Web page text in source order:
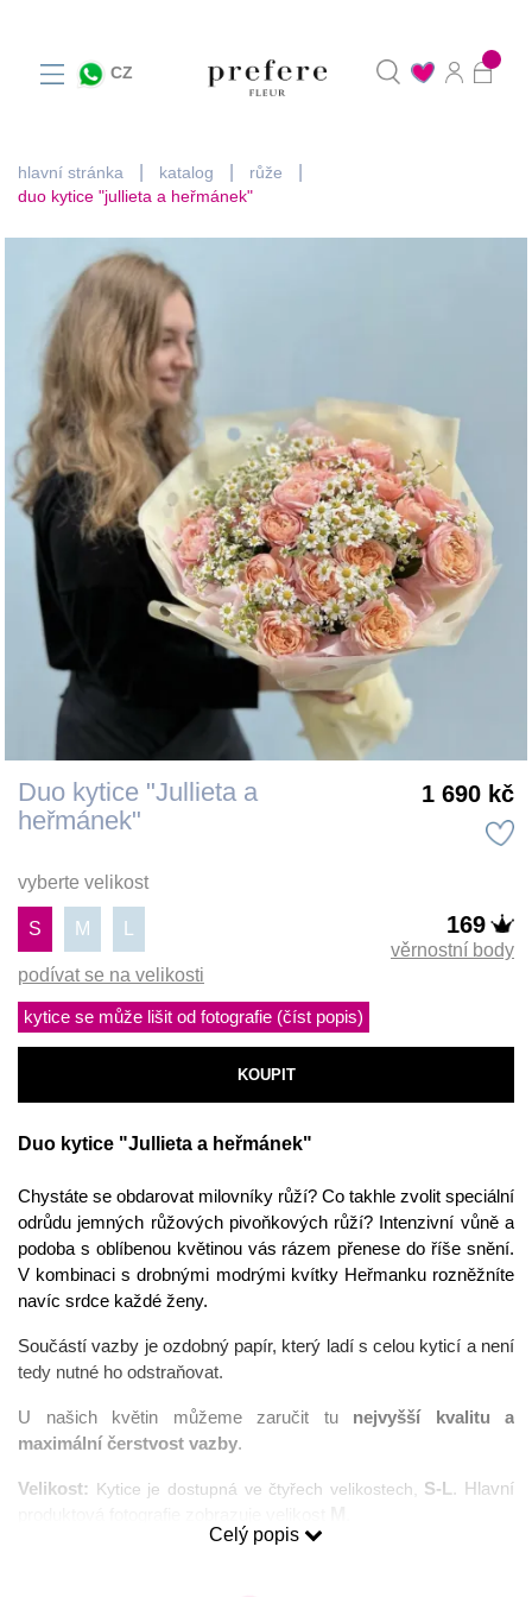
CZ
hlavní stránka katalog
růže
duo kytice "jullieta a heřmánek"
Duo kytice "Jullieta a
heřmánek"
1 690 kč
vyberte velikost
S M
podívat se na velikosti
169
věrnostní body
kytice se může lišit od fotografie (číst popis)
KOUPIT
Duo kytice "Jullieta a heřmánek"
Chystáte se obdarovat milovníky růží? Co takhle zvolit speciální
odrůdu jemných růžových pivoňkových růží? Intenzivní vůně a
podoba s oblíbenou květinou vás rázem přenese do říše snění.
V kombinaci s drobnými modrými kvítky Heřmanku rozněžníte
navíc srdce každé ženy.
Součástí vazby je ozdobný papír, který ladí s celou kyticí a není
tedy nutné ho odstraňovat.
U našich květin můžeme zaručit tu nejvyšší kvalitu a
maximální čerstvost vazby.
Velikost: Kytice je dostupná ve čtyřech velikostech, S-L. Hlavní
Celý popis